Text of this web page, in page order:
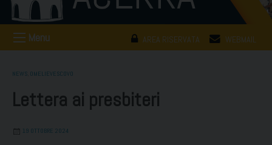
AREA RISERVATA WEBMAIL
Menu
NEWS OMELIEVESCOVO
Lettera ai presbiteri
19 OTTOBRE 2024